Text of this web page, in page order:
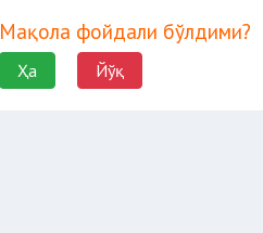
Мақола фойдали бўлдими?
Ҳа Йўқ